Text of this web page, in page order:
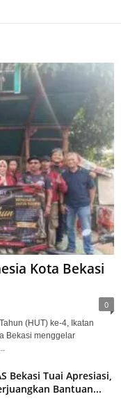
Kota Bekasi
0
(HUT) ke-4, Ikatan
Bekasi menggelar
Bekasi Tuai Apresiasi,
Bantuan...